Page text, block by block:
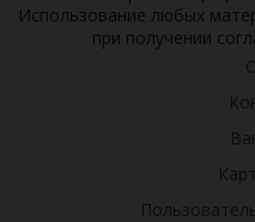
Использование любых
при получении